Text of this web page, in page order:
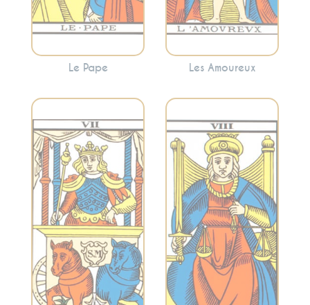
Le Pape Les Amoureux
Évoque la volonté,
la détermination, le
contrôle et
l’avancement. Le
Chariot indique
souvent la
nécessité de
surmonter les
obstacles avec
détermination.
Représente
l’équilibre, la justice
et les
conséquences.
Cette carte peut
signaler la
nécessité de
prendre des
décisions
équitables ou de
faire face aux
conséquences de